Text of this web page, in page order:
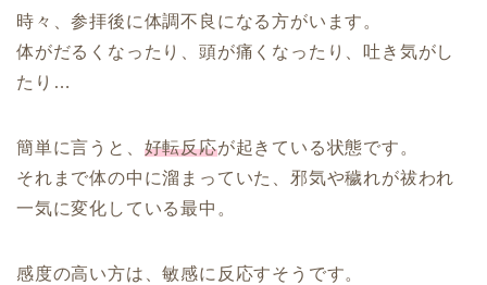
時々、参拝後に体調不良になる方がいます。
体がだるくなったり、頭が痛くなったり、吐き気がし
たり…
簡単に言うと、 好転反応が起きている状態です。
それまで体の中に溜まっていた、邪気や穢れが祓われ
一気に変化している最中。
感度の高い方は、敏感に反応すそうです。